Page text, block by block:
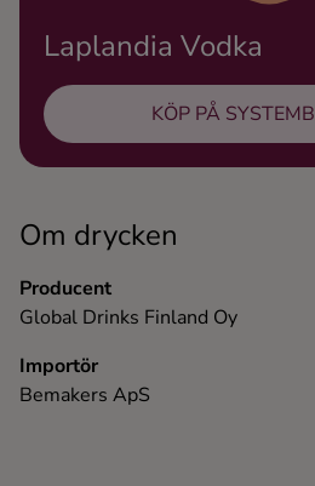
Om drycken
Producent
Global Drinks Finland Oy
Importör
Bemakers ApS
Laplandia Vodka
KÖP PÅ